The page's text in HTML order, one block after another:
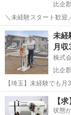
比企
＼未経験スタート歓迎
基盤 〇 原則残業なし
フォークリフト免許を
心...
埼玉 比企郡 そ
未経
月収
株式
比企
【埼玉】未経験でも月30万
30万円スタート」 やることはシンプル。 機械で地面を測るだけの仕事
です。 現在のス
埼玉 比企郡
【
状態